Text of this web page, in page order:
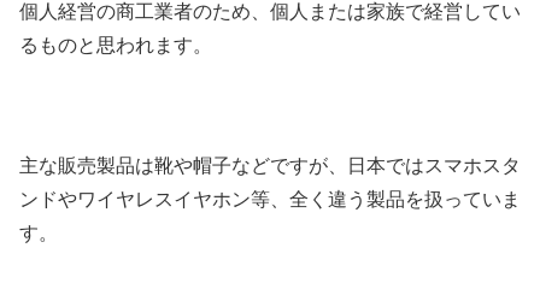
個人経営の商工業者のため、個人または家族で経営してい
るものと思われます。
主な販売製品は靴や帽子などですが、日本ではスマホスタ
ンドやワイヤレスイヤホン等、全く違う製品を扱っていま
す。